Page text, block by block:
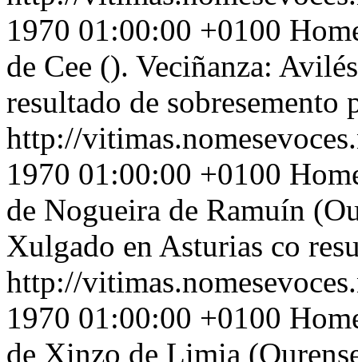
1970 01:00:00 +0100
de Cee (). Veciñanza:
resultado de sobresemento
http://
1970 01:00:00 +0100
de Nogueira de Ramuín
Xulgado en Asturias co
http://
1970 01:00:00 +0100
de Xinzo de Limia